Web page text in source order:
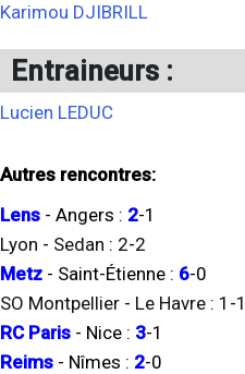
Karimou DJIBRILL
Entraineurs :
Lucien LEDUC
Autres rencontres:
Lens - Angers : 2-1
Lyon - Sedan : 2-2
Metz - Saint-Étienne : 6-0
SO Montpellier - Le Havre : 1 -1
RC Paris - Nice : 3-1
Reims - Nîmes : 2-0